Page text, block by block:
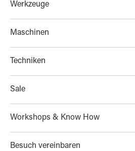
Werkzeuge
Maschinen
Techniken
Sale
Workshops & Know How
Besuch vereinbaren